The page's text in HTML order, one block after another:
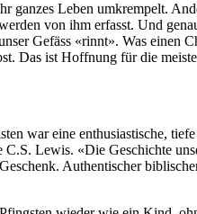
Leben umkrempelt.
von ihm erfasst. Und
Gefäss «rinnt». Was einen
Das ist Hoffnung für die
war eine enthusiastische,
Lewis. «Die Geschichte
Authentischer